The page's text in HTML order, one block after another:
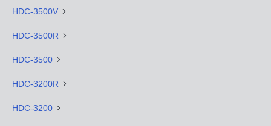
HDC-3500V
HDC-3500R
HDC-3500
HDC-3200R
HDC-3200